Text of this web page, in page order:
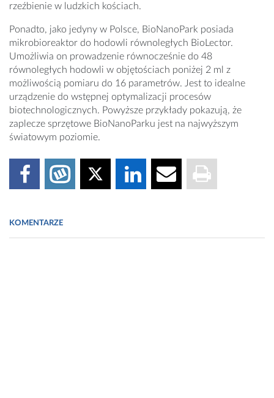
rzeźbienie w ludzkich kościach.
Ponadto, jako jedyny w Polsce, BioNanoPark posiada
mikrobioreaktor do hodowli równoległych BioLector.
Umożliwia on prowadzenie równocześnie do 48
równoległych hodowli w objętościach poniżej 2 ml z
możliwością pomiaru do 16 parametrów. Jest to idealne
urządzenie do wstępnej optymalizacji procesów
biotechnologicznych. Powyższe przykłady pokazują, że
zaplecze sprzętowe BioNanoParku jest na najwyższym
światowym poziomie.
KOMENTARZE